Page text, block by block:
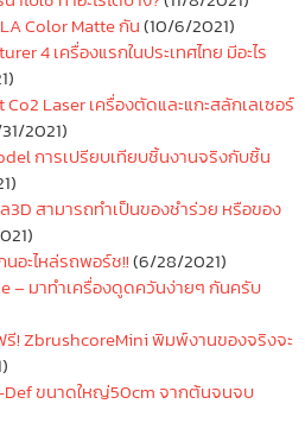
Color Matte กัน(10/6/2021)
4 เครื่องแรกในประเทศไทย มีอะไร
Laser เครื่องตัดและแกะสลักเลเซอร์
2021)
การเปรียบเทียบชิ้นงานจริงกับชิ้น
3D สามารถทำเป็นของชำร่วย หรือของ
อะไหล่รถพอร์ช!!(6/28/2021)
– มาทำเครื่องดูดควันง่ายๆ กันครับ
รี! ZbrushcoreMini พิมพ์งานของจริงจะ
ขนาดใหญ่50cm จากต้นจนจบ